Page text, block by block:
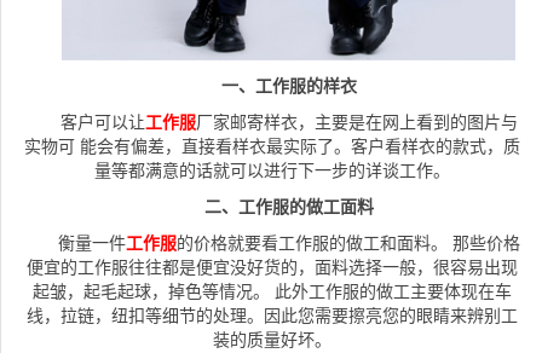
一、工作服的样衣
客户可以让工作服厂家邮寄样衣，主要是在网上看到的图片与
实物可 能会有偏差，直接看样衣最实际了。客户看样衣的款式，质
量等都满意的话就可以进行下一步的详谈工作。
二、工作服的做工面料
衡量一件工作服的价格就要看工作服的做工和面料。 那些价格
便宜的工作服往往都是便宜没好货的，面料选择一般，很容易出现
起皱，起毛起球，掉色等情况。 此外工作服的做工主要体现在车
线，拉链，纽扣等细节的处理。因此您需要擦亮您的眼睛来辨别工
装的质量好坏。